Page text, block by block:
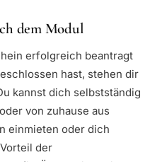
dem Modul
erfolgreich beantragt
hast, stehen dir
kannst dich selbstständig
von zuhause aus
einmieten oder dich
der